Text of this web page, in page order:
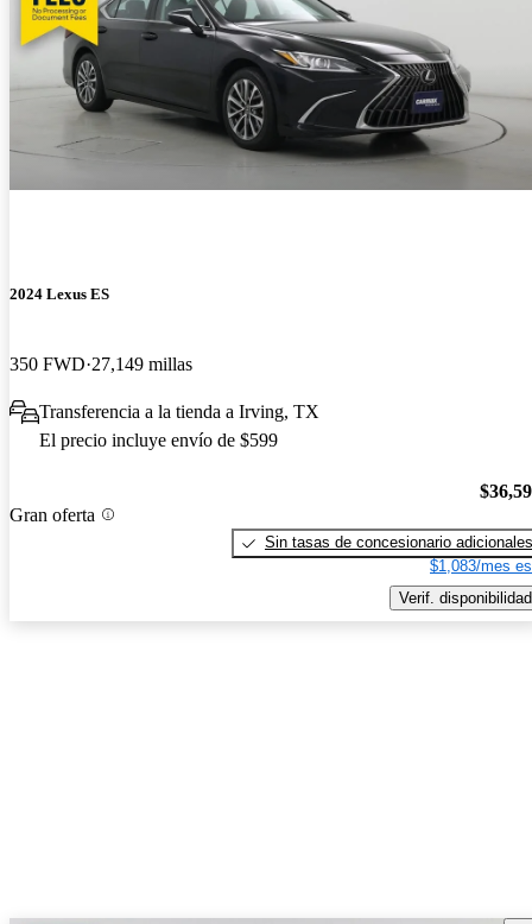
2024 Lexus ES
350 FWD 27,149 millas
Transferencia a la tienda a Irving, TX
El precio incluye envío de $599
Gran oferta
Sin tasas de concesionario adicionales
$1,083/mes
Verif. disponibilidad